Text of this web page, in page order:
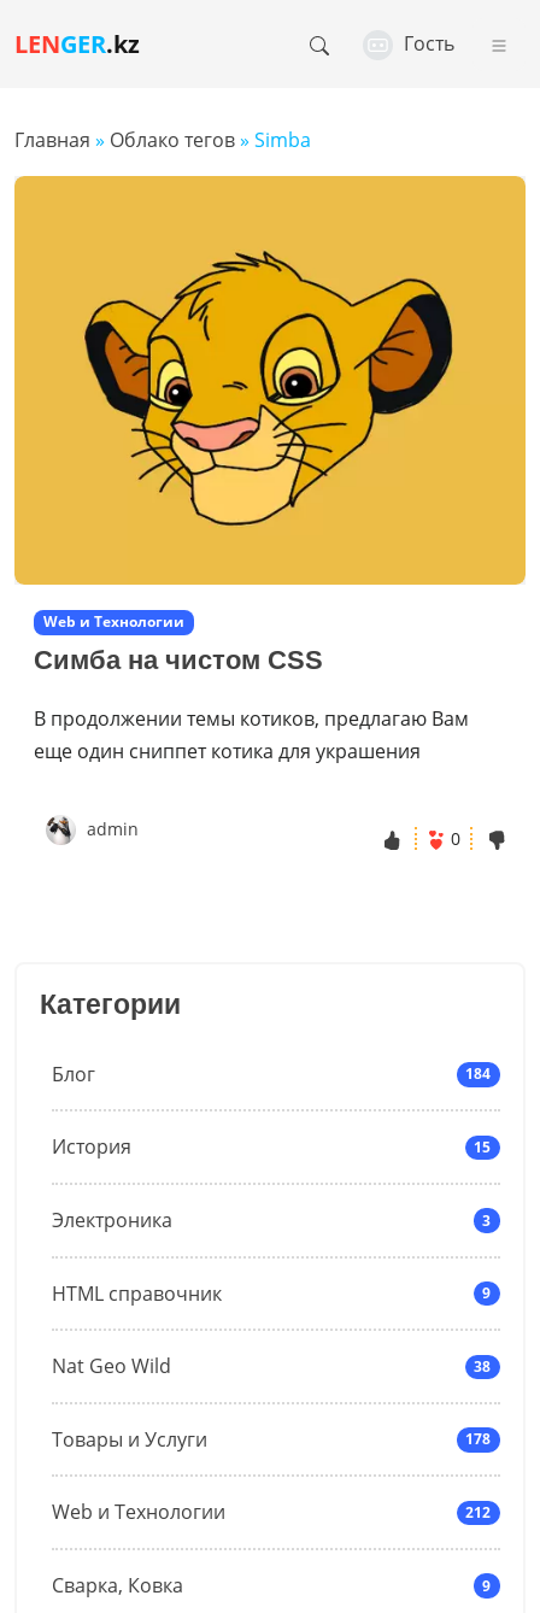
LENGER.kz Гость
Категории
Блог 184
История 15
Электроника 3
HTML справочник 9
Nat Geo Wild 38
Товары и Услуги 178
Web и Технологии 212
Сварка, Ковка 9
Главная » Облако тегов» Simba
Web и Технологии
Симба на чистом CSS
В продолжении темы котиков, предлагаю Вам
еще один сниппет котика для украшения
admin 0